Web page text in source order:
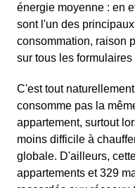
énergie moyenne : en
sont l'un des
consommation, raison
sur tous les
C'est tout
consomme pas la
appartement, surtout
moins difficile à
globale. D'ailleurs,
appartements et 329